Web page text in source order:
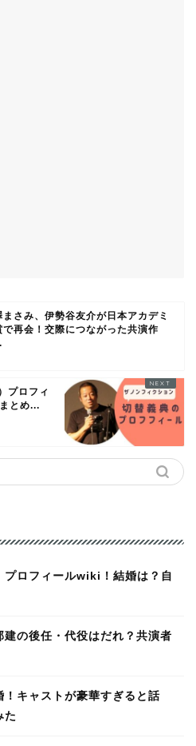
まさみ、伊勢谷友介が日本アカデミ
で再会！交際につながった共演作
プロフィ
とめ...
プロフィールwiki！結婚は？自
建の後任・代役はだれ？共演者
キャストが豪華すぎると話
た